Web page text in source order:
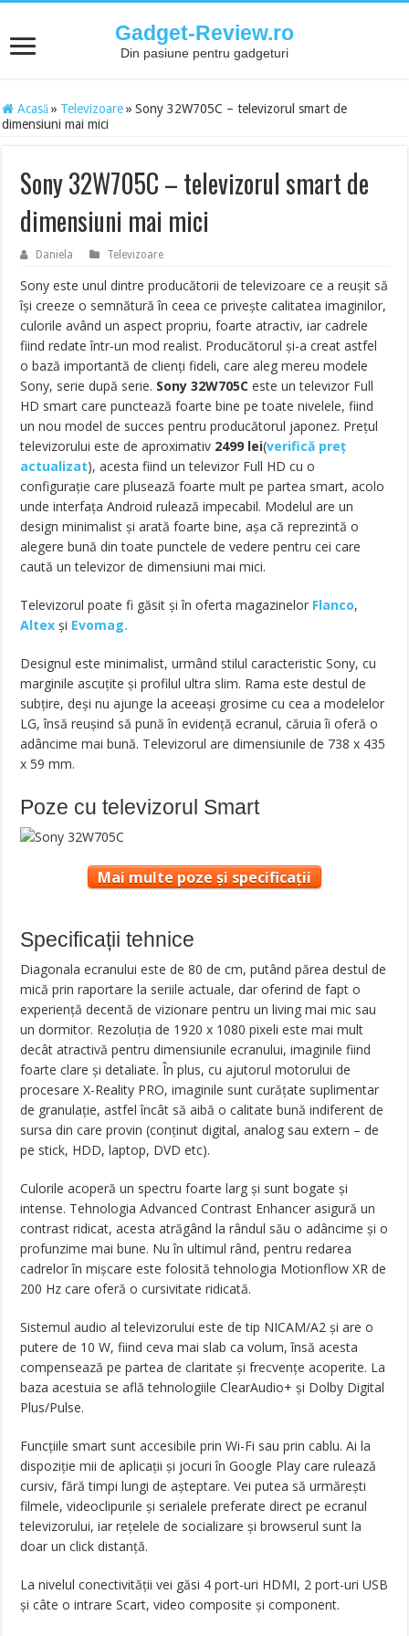
Gadget-Review.ro
Din pasiune pentru gadgeturi
Acasă » Televizoare » Sony 32W705C – televizorul smart de
dimensiuni mai mici
Sony 32W705C – televizorul smart de
dimensiuni mai mici
Daniela Televizoare
Sony este unul dintre producătorii de televizoare ce a reușit să
își creeze o semnătură în ceea ce privește calitatea imaginilor,
culorile având un aspect propriu, foarte atractiv, iar cadrele
fiind redate într-un mod realist. Producătorul și-a creat astfel
o bază importantă de clienți fideli, care aleg mereu modele
Sony, serie după serie. Sony 32W705C este un televizor Full
HD smart care punctează foarte bine pe toate nivelele, fiind
un nou model de succes pentru producătorul japonez. Prețul
televizorului este de aproximativ 2499 lei(verifică preț
actualizat), acesta fiind un televizor Full HD cu o
configurație care plusează foarte mult pe partea smart, acolo
unde interfața Android rulează impecabil. Modelul are un
design minimalist și arată foarte bine, așa că reprezintă o
alegere bună din toate punctele de vedere pentru cei care
caută un televizor de dimensiuni mai mici.
Televizorul poate fi găsit și în oferta magazinelor Flanco,
Altex și Evomag.
Designul este minimalist, urmând stilul caracteristic Sony, cu
marginile ascuțite și profilul ultra slim. Rama este destul de
subțire, deși nu ajunge la aceeași grosime cu cea a modelelor
LG, însă reușind să pună în evidență ecranul, căruia îi oferă o
adâncime mai bună. Televizorul are dimensiunile de 738 x 435
x 59 mm.
Poze cu televizorul Smart
Mai multe poze și specificații
Specificații tehnice
Diagonala ecranului este de 80 de cm, putând părea destul de
mică prin raportare la seriile actuale, dar oferind de fapt o
experiență decentă de vizionare pentru un living mai mic sau
un dormitor. Rezoluția de 1920 x 1080 pixeli este mai mult
decât atractivă pentru dimensiunile ecranului, imaginile fiind
foarte clare și detaliate. În plus, cu ajutorul motorului de
procesare X-Reality PRO, imaginile sunt curățate suplimentar
de granulație, astfel încât să aibă o calitate bună indiferent de
sursa din care provin (conținut digital, analog sau extern – de
pe stick, HDD, laptop, DVD etc).
Culorile acoperă un spectru foarte larg și sunt bogate și
intense. Tehnologia Advanced Contrast Enhancer asigură un
contrast ridicat, acesta atrăgând la rândul său o adâncime și o
profunzime mai bune. Nu în ultimul rând, pentru redarea
cadrelor în mișcare este folosită tehnologia Motionflow XR de
200 Hz care oferă o cursivitate ridicată.
Sistemul audio al televizorului este de tip NICAM/A2 și are o
putere de 10 W, fiind ceva mai slab ca volum, însă acesta
compensează pe partea de claritate și frecvențe acoperite. La
baza acestuia se află tehnologiile ClearAudio+ și Dolby Digital
Plus/Pulse.
Funcțiile smart sunt accesibile prin Wi-Fi sau prin cablu. Ai la
dispoziție mii de aplicații și jocuri în Google Play care rulează
cursiv, fără timpi lungi de așteptare. Vei putea să urmărești
filmele, videoclipurile și serialele preferate direct pe ecranul
televizorului, iar rețelele de socializare și browserul sunt la
doar un click distanță.
La nivelul conectivității vei găsi 4 port-uri HDMI, 2 port-uri USB
și câte o intrare Scart, video composite și component.